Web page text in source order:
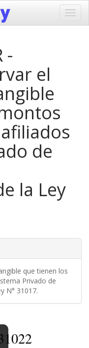
-
el
de
la Ley
que tienen los
Privado de
N° 31017.